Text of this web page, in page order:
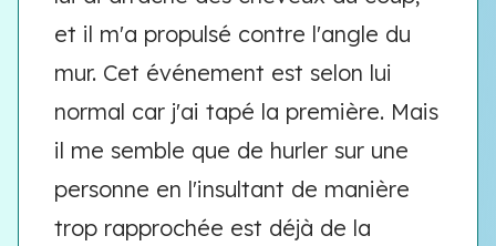
et il m'a propulsé contre l'angle du
mur. Cet événement est selon lui
normal car j'ai tapé la première. Mais
il me semble que de hurler sur une
personne en l'insultant de manière
trop rapprochée est déjà de la